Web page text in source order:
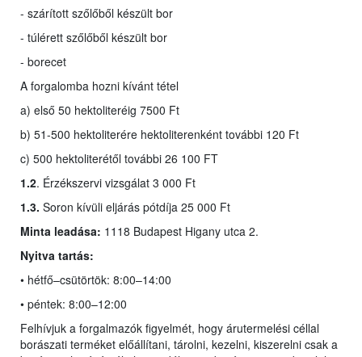
- szárított szőlőből készült bor
- túlérett szőlőből készült bor
- borecet
A forgalomba hozni kívánt tétel
a) első 50 hektoliteréig 7500 Ft
b) 51-500 hektoliterére hektoliterenként további 120 Ft
c) 500 hektoliterétől további 26 100 FT
1.2. Érzékszervi vizsgálat 3 000 Ft
1.3. Soron kívüli eljárás pótdíja 25 000 Ft
Minta leadása: 1118 Budapest Higany utca 2.
Nyitva tartás:
• hétfő–csütörtök: 8:00–14:00
• péntek: 8:00–12:00
Felhívjuk a forgalmazók figyelmét, hogy árutermelési céllal
borászati terméket előállítani, tárolni, kezelni, kiszerelni csak a